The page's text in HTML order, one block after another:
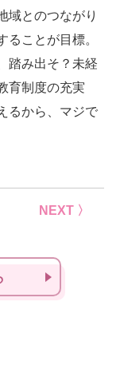
域とのつながり
ることが目標。
踏み出そ？未経
育制度の充実
るから、マジで
NEXT 〉